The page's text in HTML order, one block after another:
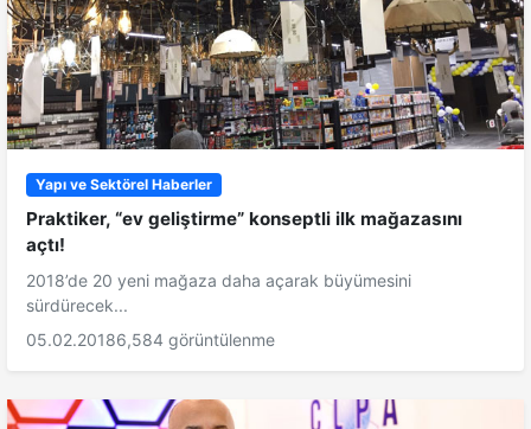
Yapı ve Sektörel Haberler
Praktiker, “ev geliştirme” konseptli ilk mağazasını
açtı!
2018’de 20 yeni mağaza daha açarak büyümesini
sürdürecek...
05.02.20186,584 görüntülenme